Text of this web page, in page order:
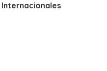
Internacionales